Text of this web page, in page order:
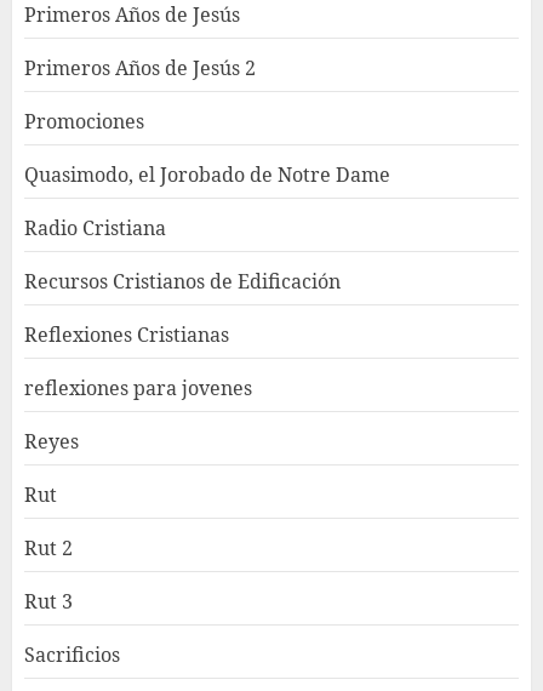
Primeros Años de Jesús
Primeros Años de Jesús 2
Promociones
Quasimodo, el Jorobado de Notre Dame
Radio Cristiana
Recursos Cristianos de Edificación
Reflexiones Cristianas
reflexiones para jovenes
Reyes
Rut
Rut 2
Rut 3
Sacrificios